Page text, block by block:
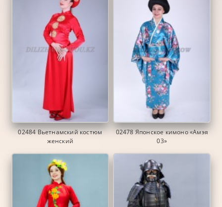
02484 Вьетнамский костюм
женский
02478 Японское кимоно «Амэя
03»